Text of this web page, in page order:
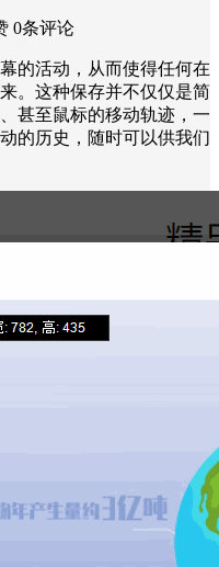
0条评论
的活动，从而使得任何在
。这种保存并不仅仅是简
甚至鼠标的移动轨迹，一
的历史，随时可以供我们